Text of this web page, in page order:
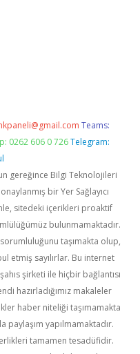
Teams:
0262 606 0 726 Telegram:
gereğince Bilgi Teknolojileri
bir Yer Sağlayıcı
sitedeki içerikleri proaktif
bulunmamaktadır.
taşımakta olup,
etmiş sayılırlar. Bu internet
şirketi ile hiçbir bağlantısı
hazırladığımız makaleler
haber niteliği taşımamakta
paylaşım yapılmamaktadır.
tamamen tesadüfidir.